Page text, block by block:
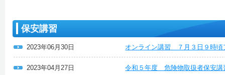
保安講習
2023年06月30日 オンライン講習 ７月３日９時頃
2023年04月27日 令和５年度 危険物取扱者保